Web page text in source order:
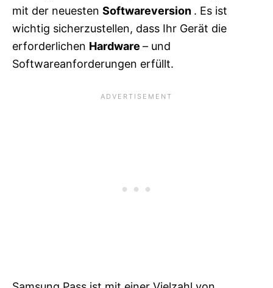
mit der neuesten Softwareversion . Es ist
wichtig sicherzustellen, dass Ihr Gerät die
erforderlichen Hardware – und
Softwareanforderungen erfüllt.